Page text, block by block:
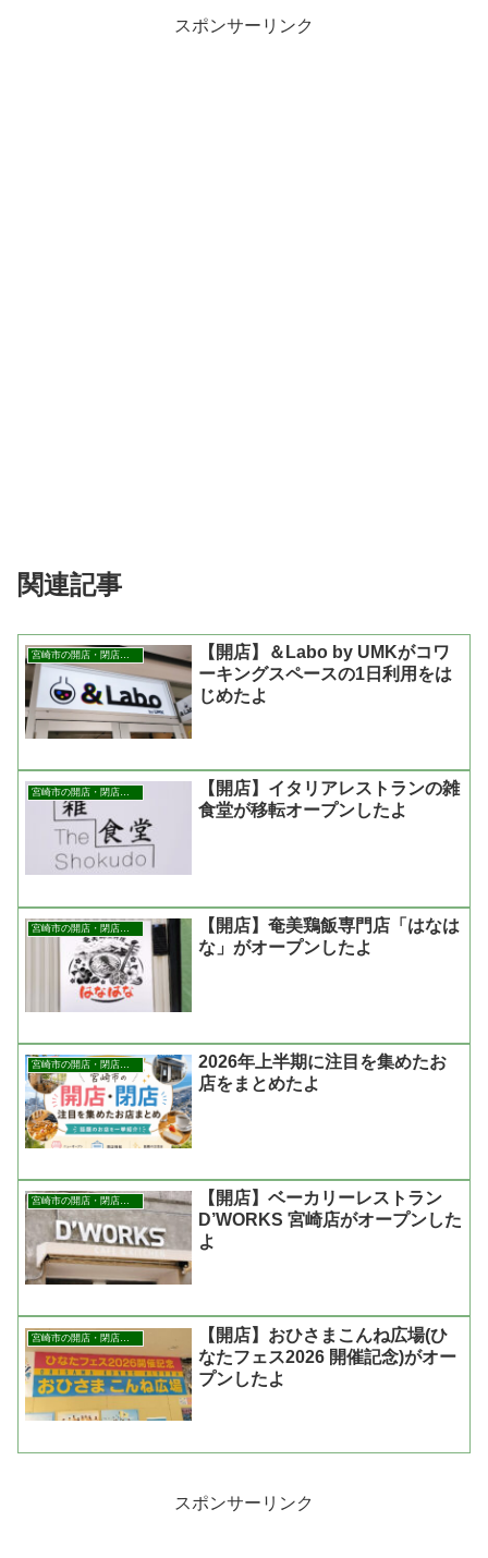
スポンサーリンク
関連記事
宮崎市の開店・閉店まとめ
【開店】＆Labo by UMKがコワ
ーキングスペースの1日利用をは
じめたよ
【開店】イタリアレストランの雑
食堂が移転オープンしたよ
【開店】奄美鶏飯専門店「はなは
な」がオープンしたよ
宮崎市の開店・閉店まとめ
2026年上半期に注目を集めたお
店をまとめたよ
宮崎市の開店・閉店まとめ
【開店】ベーカリーレストラン
D’WORKS 宮崎店がオープンした
よ
【開店】おひさまこんね広場(ひ
なたフェス2026 開催記念)がオー
プンしたよ
スポンサーリンク